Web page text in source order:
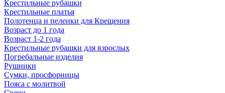
Крестильные рубашки
Крестильные платья
Полотенца и пеленки для Крещения
Возраст до 1 года
Возраст 1-2 года
Крестильные рубашки для взрослых
Погребальные изделия
Рушники
Сумки, просфорницы
Пояса с молитвой